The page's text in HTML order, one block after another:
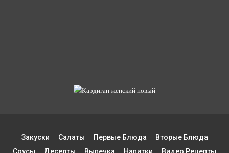
Закуски Салаты Первые Блюда
Вторые Блюда